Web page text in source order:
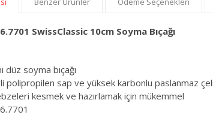
SwissClassic 10cm Soyma Bıçağı
düz soyma bıçağı
polipropilen sap ve yüksek karbonlu paslanmaz
kesmek ve hazırlamak için mükemmel
6.7701